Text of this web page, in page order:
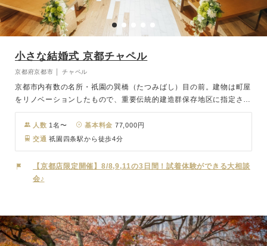
小さな結婚式 京都チャペル
京都府京都市 │ チャペル
京都市内有数の名所・祇園の巽橋（たつみばし）目の前。建物は町屋
をリノベーションしたもので、重要伝統的建造群保存地区に指定され
ている街の景観と見事に調和しており、屋外でのロケーション撮影は
絵になる写真がたくさん残せます。祇園四条駅から徒歩5分とアクセ
スも良好。アシンメトリーに並べられた木の格子と、光に照らされる
石の壁がデザインされた洗練された空間でお洒落なパーティを。
人数 1名〜 基本料金 77,000円
交通 祇園四条駅から徒歩4分
【京都店限定開催】8/8,9,11の3日間！試着体験ができる大相談
会♪